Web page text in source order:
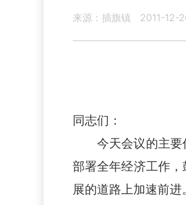
来源：插旗镇 2011-12-
同志们：
今天会议的主要
部署全年经济工作
展的道路上加速前进